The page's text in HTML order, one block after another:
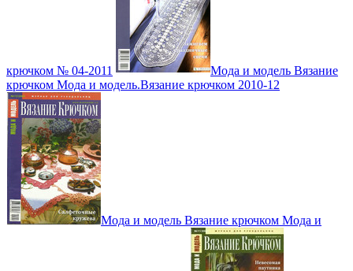
крючком № 04-2011
Мода и модель Вязание
крючком Мода и модель.Вязание крючком 2010-12
Мода и модель Вязание крючком Мода и